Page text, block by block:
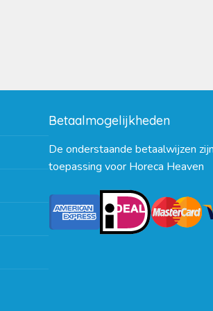
Betaalmogelijkheden
De onderstaande betaalwijzen
toepassing voor Horeca Heaven